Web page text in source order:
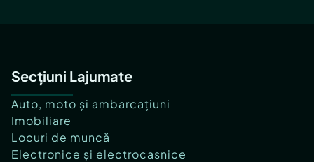
Secțiuni Lajumate
Auto, moto și ambarcațiuni
Imobiliare
Locuri de muncă
Electronice și electrocasnice